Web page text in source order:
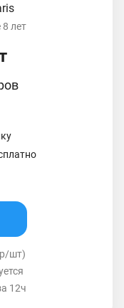
лет
шт)
12ч